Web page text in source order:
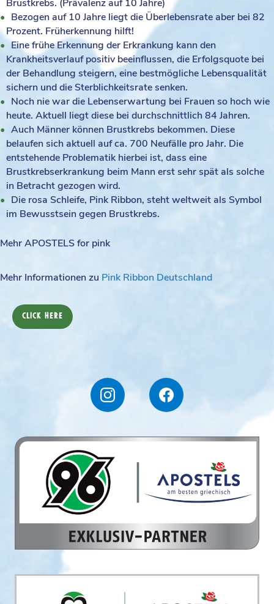
Brustkrebs. (Prävalenz auf 10 Jahre)
Bezogen auf 10 Jahre liegt die Überlebensrate aber bei 82
Prozent. Früherkennung hilft!
Eine frühe Erkennung der Erkrankung kann den
Krankheitsverlauf positiv beeinflussen, die Erfolgsquote bei
der Behandlung steigern, eine bestmögliche Lebensqualität
sichern und die Sterblichkeitsrate senken.
Noch nie war die Lebenserwartung bei Frauen so hoch wie
heute. Aktuell liegt diese bei durchschnittlich 84 Jahren.
Auch Männer können Brustkrebs bekommen. Diese
belaufen sich aktuell auf ca. 700 Neufälle pro Jahr. Die
entstehende Problematik hierbei ist, dass eine
Brustkrebserkrankung beim Mann erst sehr spät als solche
in Betracht gezogen wird.⁠
Die rosa Schleife, Pink Ribbon, steht weltweit als Symbol
im Bewusstsein gegen Brustkrebs.
Mehr APOSTELS for pink
Mehr Informationen zu Pink Ribbon Deutschland
CLICK HERE